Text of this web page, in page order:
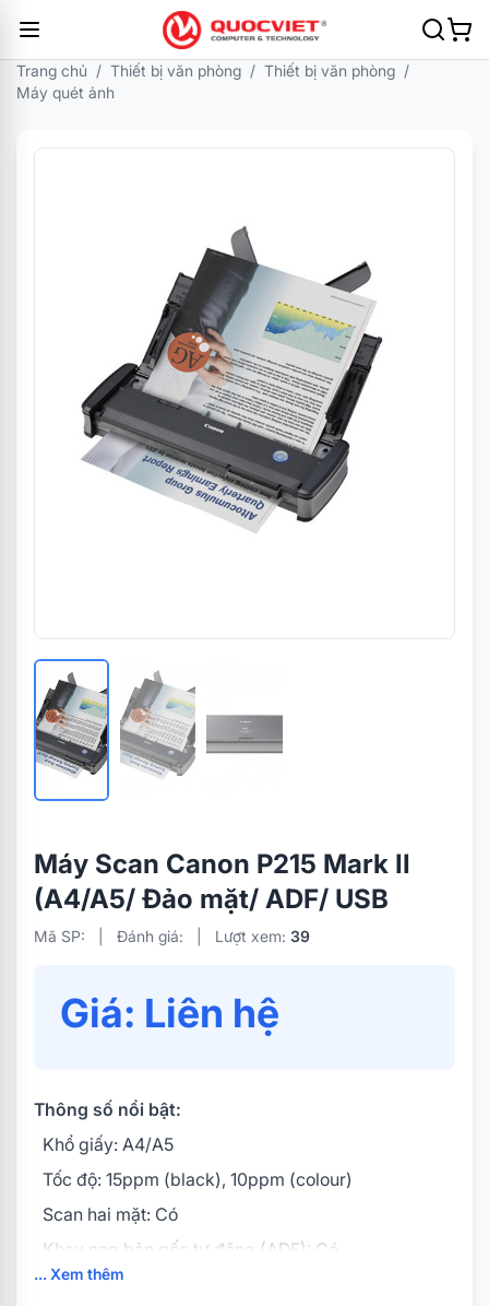
Trang chủ / Thiết bị văn phòng / Thiết bị văn phòng /
Máy quét ảnh
Máy Scan Canon P215 Mark II
(A4/A5/ Đảo mặt/ ADF/ USB
Mã SP: Đánh giá: Lượt xem: 39
Giá: Liên hệ
Thông số nổi bật:
Khổ giấy: A4/A5
Tốc độ: 15ppm (black), 10ppm (colour)
Scan hai mặt: Có
Khay nạp bản gốc tự động (ADF): Có
Cổng giao tiếp: USB
... Xem thêm